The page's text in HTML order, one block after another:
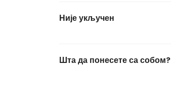
Није укључен
Шта да понесете са собом?